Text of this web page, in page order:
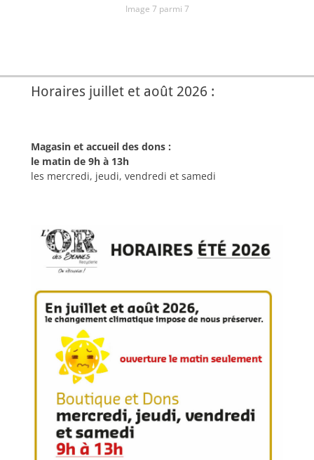
Image 7 parmi 7
Horaires juillet et août 2026 :
Magasin et accueil des dons :
le matin de 9h à 13h
les mercredi, jeudi, vendredi et samedi